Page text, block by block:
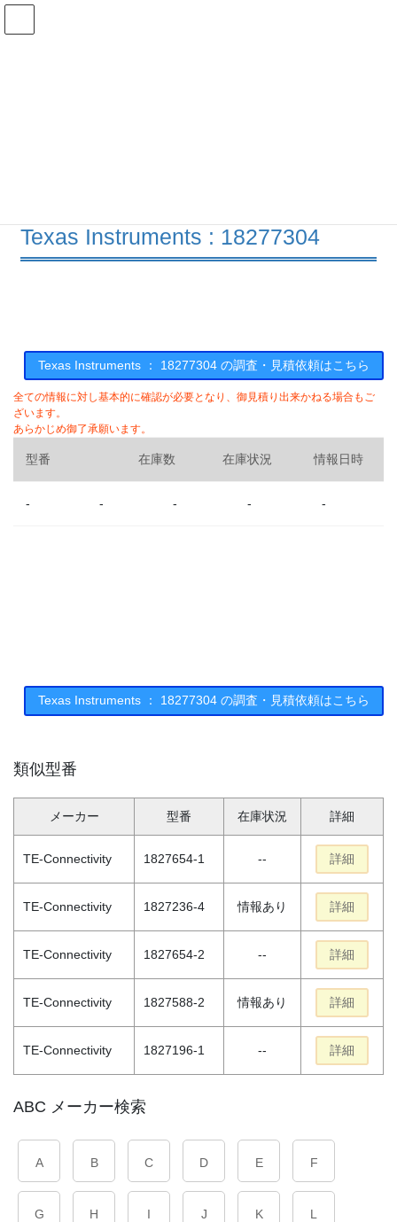
コ
ナ
Texas Instruments : 18277304
Texas Instruments ： 18277304 の調査・見積依頼はこちら
全ての情報に対し基本的に確認が必要となり、御見積り出来かねる場合もご
ざいます。
あらかじめ御了承願います。
型番 在庫数 在庫状況 情報日時
- - - - -
Texas Instruments ： 18277304 の調査・見積依頼はこちら
類似型番
メーカー 型番 在庫状況 詳細
TE-Connectivity 1827654-1 -- 詳細
TE-Connectivity 1827236-4 情報あり 詳細
TE-Connectivity 1827654-2 -- 詳細
TE-Connectivity 1827588-2 情報あり 詳細
TE-Connectivity 1827196-1 -- 詳細
ABC メーカー検索
A B C D E F
G H I J K L